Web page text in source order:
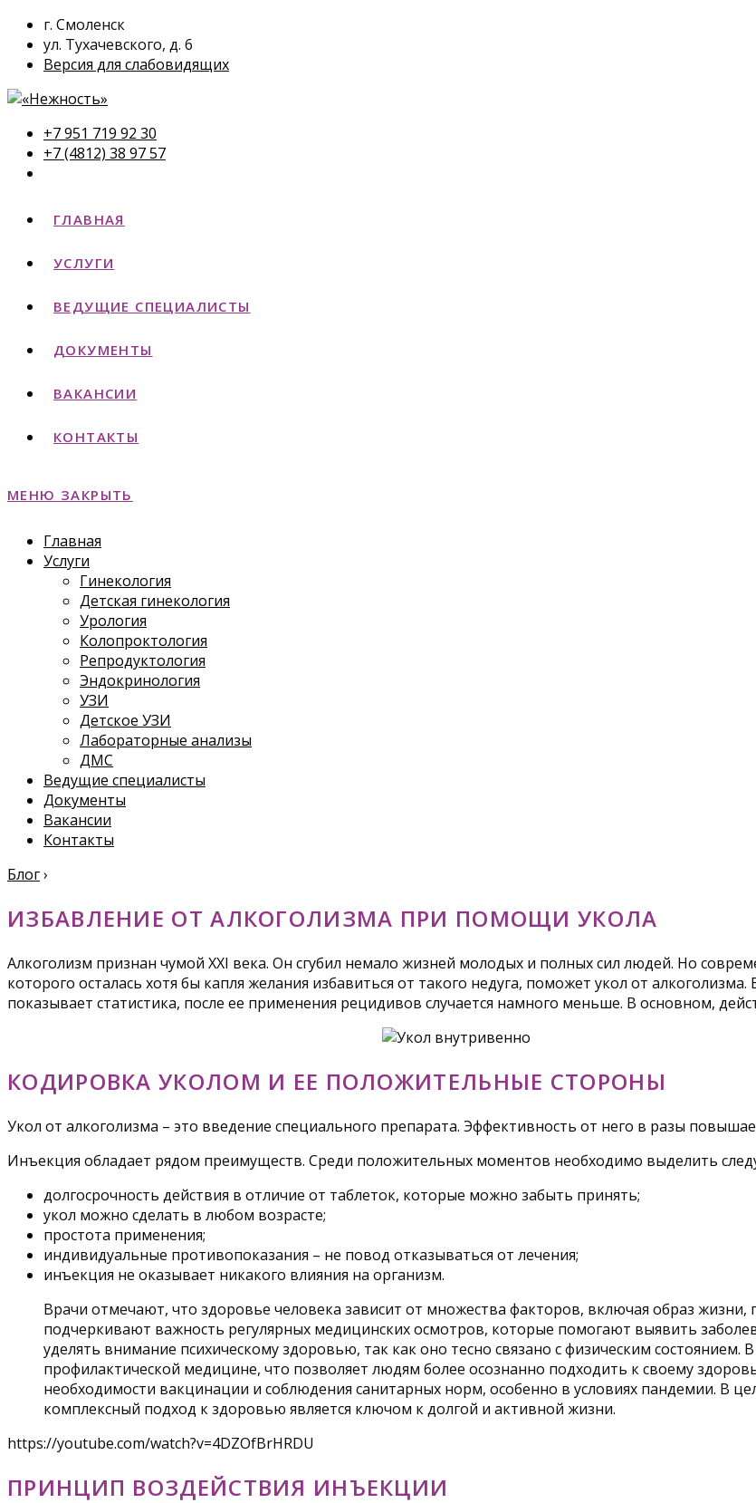
г. Смоленск
ул. Тухачевского, д. 6
Версия для слабовидящих
+7 951 719 92 30
+7 (4812) 38 97 57
ГЛАВНАЯ
УСЛУГИ
ВЕДУЩИЕ СПЕЦИАЛИСТЫ
ДОКУМЕНТЫ
ВАКАНСИИ
КОНТАКТЫ
МЕНЮ ЗАКРЫТЬ
Главная
Услуги
Гинекология
Детская гинекология
Урология
Колопроктология
Репродуктология
Эндокринология
УЗИ
Детское УЗИ
Лабораторные анализы
ДМС
Ведущие специалисты
Документы
Вакансии
Контакты
Блог›
ИЗБАВЛЕНИЕ ОТ АЛКОГОЛИЗМА ПРИ ПОМОЩИ УКОЛА
Алкоголизм признан чумой XXI века. Он сгубил немало жизней молодых и полных сил людей. Но
которого осталась хотя бы капля желания избавиться от такого недуга, поможет укол от
показывает статистика, после ее применения рецидивов случается намного меньше. В основном,
КОДИРОВКА УКОЛОМ И ЕЕ ПОЛОЖИТЕЛЬНЫЕ СТОРОНЫ
Укол от алкоголизма – это введение специального препарата. Эффективность от него в разы
Инъекция обладает рядом преимуществ. Среди положительных моментов необходимо выделить
долгосрочность действия в отличие от таблеток, которые можно забыть принять;
укол можно сделать в любом возрасте;
простота применения;
индивидуальные противопоказания – не повод отказываться от лечения;
инъекция не оказывает никакого влияния на организм.
Врачи отмечают, что здоровье человека зависит от множества факторов, включая образ жизни,
подчеркивают важность регулярных медицинских осмотров, которые помогают выявить
уделять внимание психическому здоровью, так как оно тесно связано с физическим состоянием.
профилактической медицине, что позволяет людям более осознанно подходить к своему
необходимости вакцинации и соблюдения санитарных норм, особенно в условиях пандемии. В
комплексный подход к здоровью является ключом к долгой и активной жизни.
https://youtube.com/watch?v=4DZOfBrHRDU
ПРИНЦИП ВОЗДЕЙСТВИЯ ИНЪЕКЦИИ